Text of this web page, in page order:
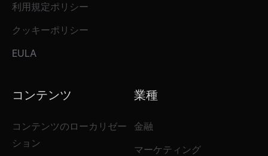
利用規定ポリシー
クッキーポリシー
EULA
コンテンツ
コンテンツのローカリゼー
ション
業種
金融
マーケティング